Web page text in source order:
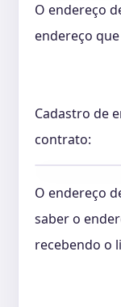
O endereço
endereço
Cadastro de
contrato:
O endereço
saber o
recebendo o